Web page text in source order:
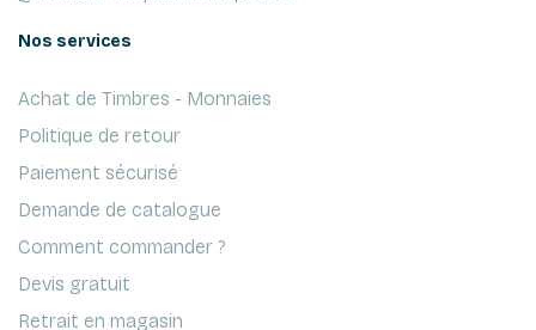
Nos services
Achat de Timbres - Monnaies
Politique de retour
Paiement sécurisé
Demande de catalogue
Comment commander ?
Devis gratuit
Retrait en magasin